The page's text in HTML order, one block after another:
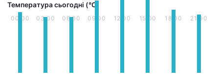
Температура сьогодні (°С)
00:00 03:00 06:00 09:00 12:00 15:00 18:00 21:00